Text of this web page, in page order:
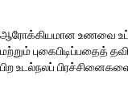
ஆரோக்கியமான உணவை
மற்றும் புகைபிடிப்பதைத்
பிற உடல்நலப்